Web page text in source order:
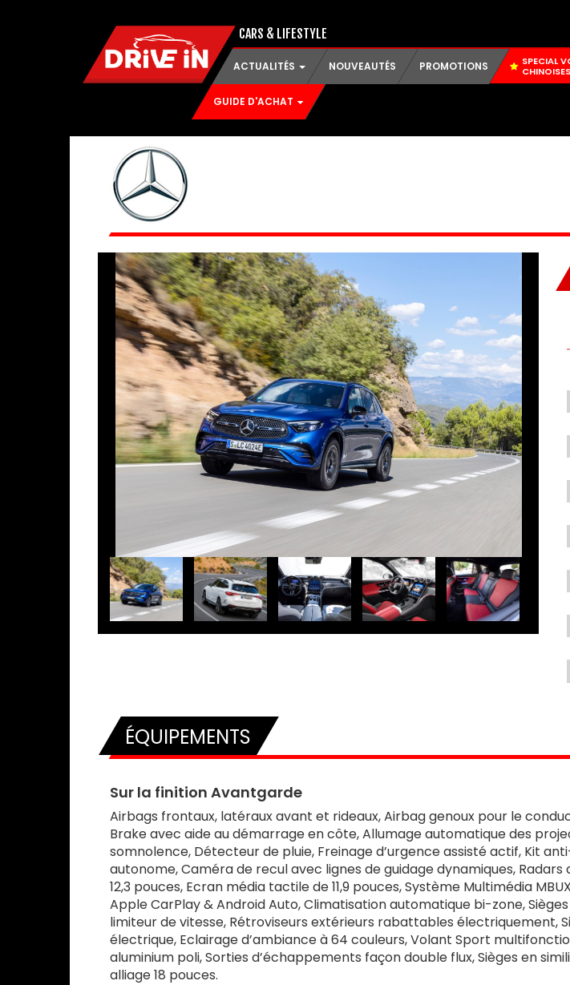
CARS & LIFESTYLE
ACTUALITÉS NOUVEAUTÉS PROMOTIONS
SPECIAL
GUIDE D'ACHAT
ÉQUIPEMENTS
Sur la finition Avantgarde
Airbags frontaux, latéraux avant et rideaux, Airbag genoux pour le
Brake avec aide au démarrage en côte, Allumage automatique des
somnolence, Détecteur de pluie, Freinage d’urgence assisté actif, Kit
autonome, Caméra de recul avec lignes de guidage dynamiques,
12,3 pouces, Ecran média tactile de 11,9 pouces, Système Multimédia
Apple CarPlay & Android Auto, Climatisation automatique bi-zone,
limiteur de vitesse, Rétroviseurs extérieurs rabattables électriquement,
électrique, Eclairage d’ambiance à 64 couleurs, Volant Sport
aluminium poli, Sorties d’échappements façon double flux, Sièges en
alliage 18 pouces.